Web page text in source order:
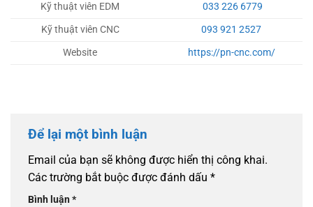
Kỹ thuật viên EDM
033 226 6779
Kỹ thuật viên CNC
093 921 2527
Website
https://pn-cnc.com/
Để lại một bình luận
Email của bạn sẽ không được hiển thị công khai.
Các trường bắt buộc được đánh dấu *
Bình luận*